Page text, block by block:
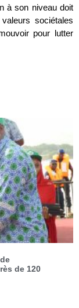
à son niveau doit
sociétales
pour lutter
de 120